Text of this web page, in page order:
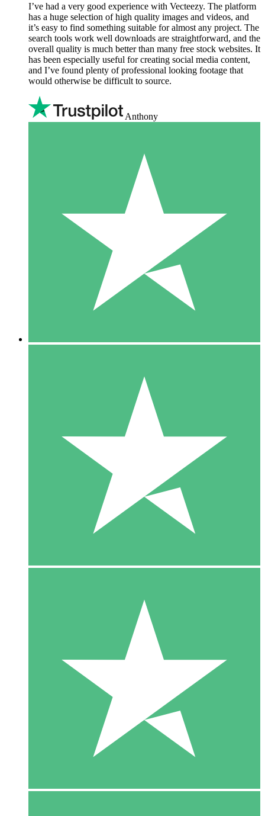
I’ve had a very good experience with Vecteezy. The platform
has a huge selection of high quality images and videos, and
it’s easy to find something suitable for almost any project. The
search tools work well downloads are straightforward, and the
overall quality is much better than many free stock websites. It
has been especially useful for creating social media content,
and I’ve found plenty of professional looking footage that
would otherwise be difficult to source.
Anthony